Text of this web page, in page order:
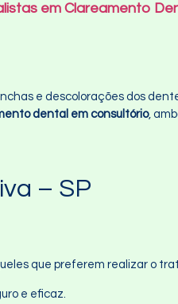
em Clareamento
e descolorações dos
dental em consultório,
– SP
que preferem realizar o
e eficaz.